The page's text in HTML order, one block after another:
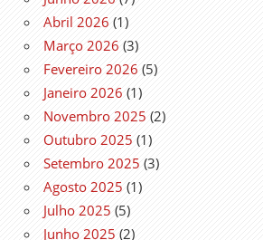
Abril 2026 (1)
Março 2026 (3)
Fevereiro 2026 (5)
Janeiro 2026 (1)
Novembro 2025 (2)
Outubro 2025 (1)
Setembro 2025 (3)
Agosto 2025 (1)
Julho 2025 (5)
Junho 2025 (2)